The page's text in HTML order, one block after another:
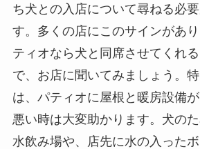
ち犬との入店について尋ねる必
す。多くの店にこのサインがあ
ティオなら犬と同席させてくれ
で、お店に聞いてみましょう。
は、パティオに屋根と暖房設備
悪い時は大変助かります。犬の
水飲み場や、店先に水の入った